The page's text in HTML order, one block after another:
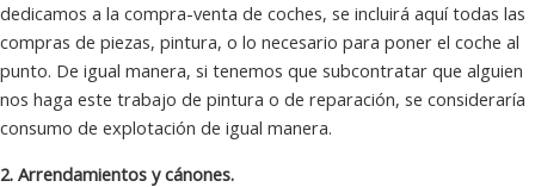
dedicamos a la compra-venta de coches, se incluirá aquí todas las
compras de piezas, pintura, o lo necesario para poner el coche al
punto. De igual manera, si tenemos que subcontratar que alguien
nos haga este trabajo de pintura o de reparación, se consideraría
consumo de explotación de igual manera.
2. Arrendamientos y cánones.